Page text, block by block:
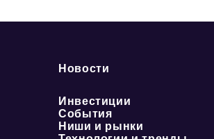
Новости
Инвестиции
События
Ниши и рынки